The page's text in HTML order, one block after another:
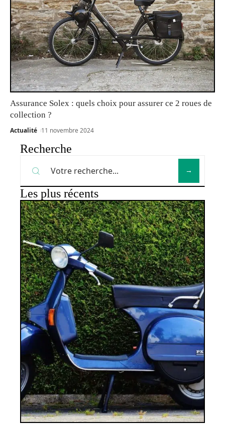
Assurance Solex : quels choix pour assurer ce 2 roues de
collection ?
Actualité 11 novembre 2024
Recherche
Les plus récents